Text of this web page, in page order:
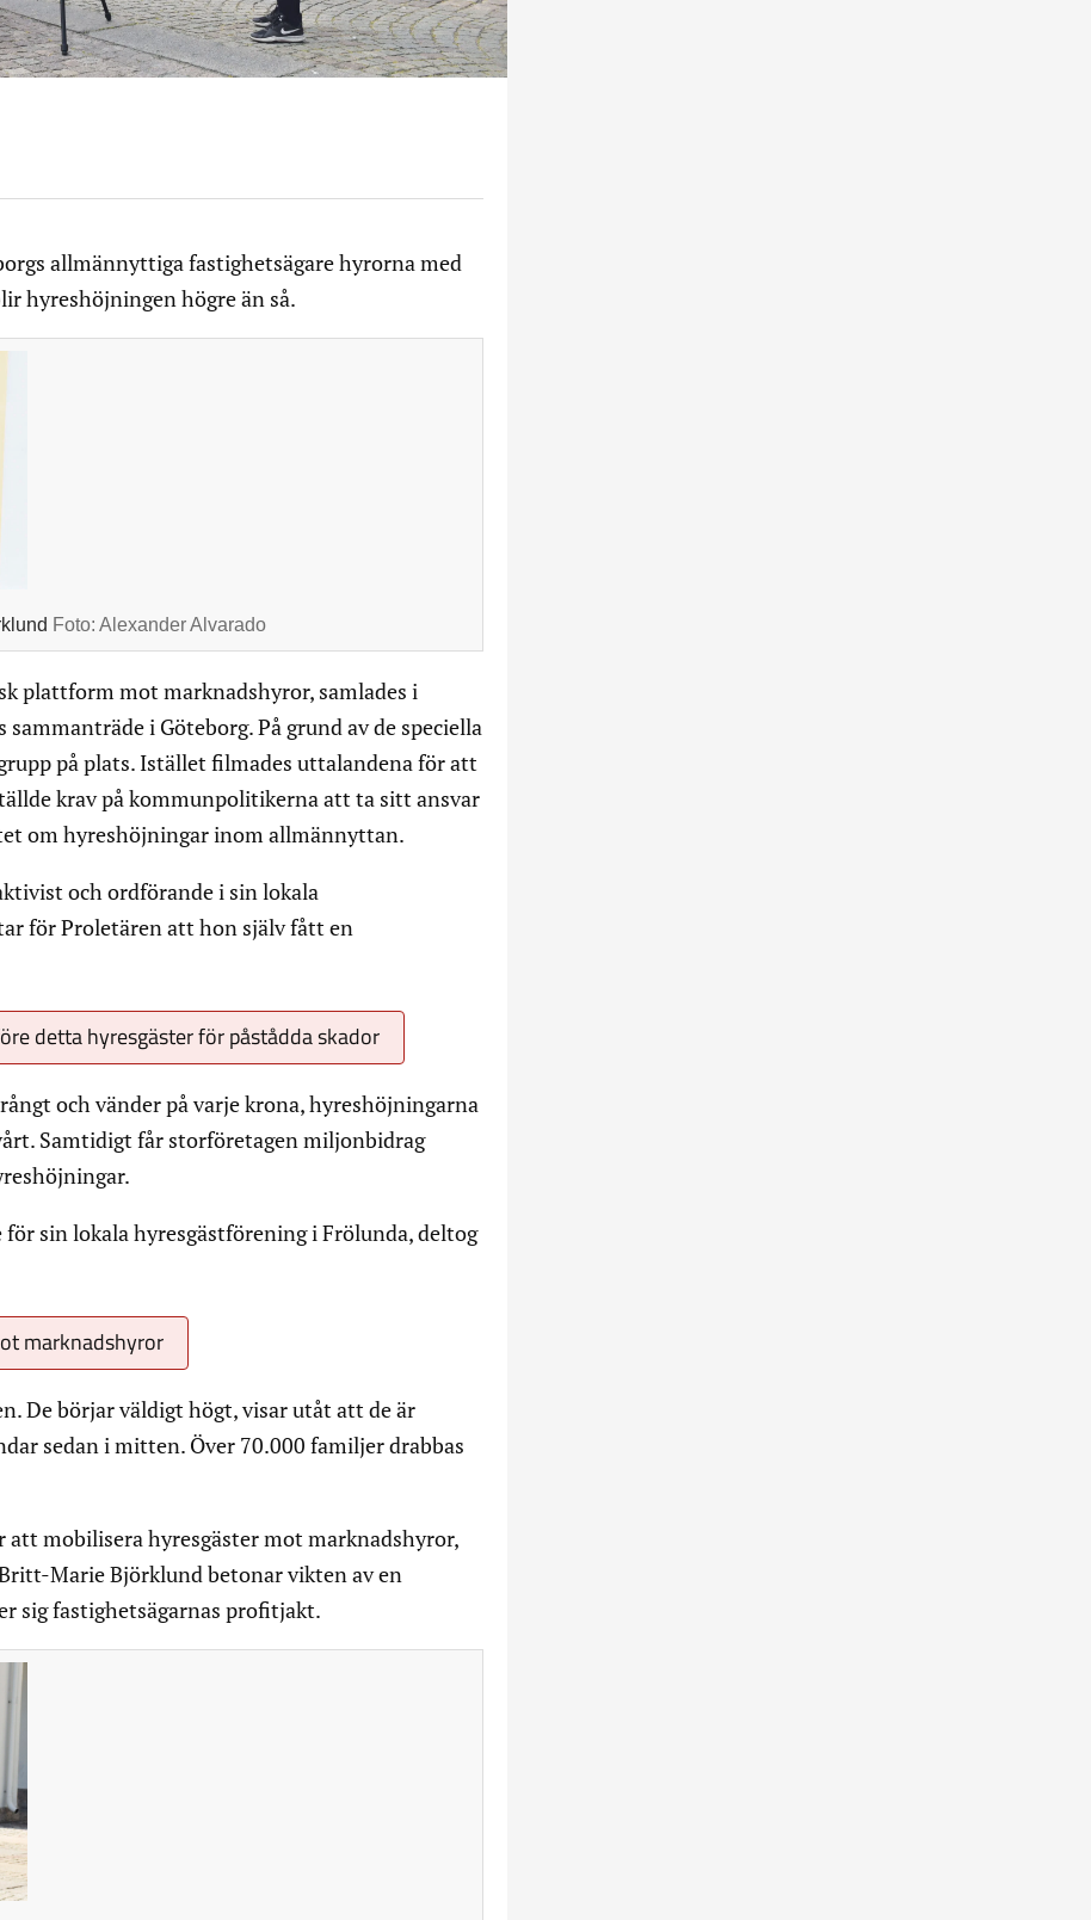
allmännyttiga fastighetsägare hyrorna med
hyreshöjningen högre än så.
Foto: Alexander Alvarado
plattform mot marknadshyror, samlades i
i Göteborg. På grund av de speciella
på plats. Istället filmades uttalandena för att
krav på kommunpolitikerna att ta sitt ansvar
om hyreshöjningar inom allmännyttan.
och ordförande i sin lokala
för Proletären att hon själv fått en
detta hyresgäster för påstådda skador
och vänder på varje krona, hyreshöjningarna
Samtidigt får storföretagen miljonbidrag
sin lokala hyresgästförening i Frölunda, deltog
marknadshyror
De börjar väldigt högt, visar utåt att de är
sedan i mitten. Över 70.000 familjer drabbas
att mobilisera hyresgäster mot marknadshyror,
Marie Björklund betonar vikten av en
sig fastighetsägarnas profitjakt.